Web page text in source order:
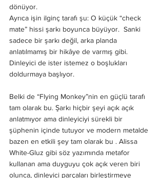
dönüyor.
Ayrıca işin ilginç tarafı şu: O küçük “check
mate” hissi şarkı boyunca büyüyor.  Sanki
sadece bir şarkı değil, arka planda
anlatılmamış bir hikâye de varmış gibi.
Dinleyici de ister istemez o boşlukları
doldurmaya başlıyor.
Belki de “Flying Monkey”nin en güçlü tarafı
tam olarak bu. Şarkı hiçbir şeyi açık açık
anlatmıyor ama dinleyiciyi sürekli bir
şüphenin içinde tutuyor ve modern metalde
bazen en etkili şey tam olarak bu . Alissa
White-Gluz gibi söz yazımında metafor
kullanan ama duyguyu çok açık veren biri
olunca, dinleyici parçaları birleştirmeye